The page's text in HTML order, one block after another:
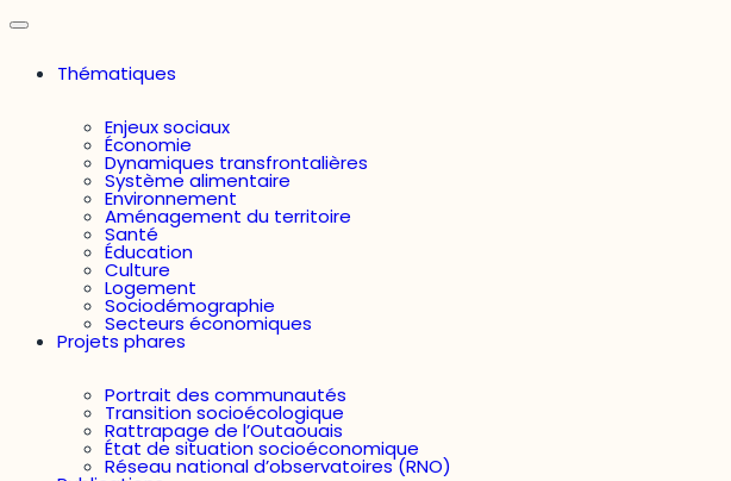
Thématiques
Enjeux sociaux
Économie
Dynamiques transfrontalières
Système alimentaire
Environnement
Aménagement du territoire
Santé
Éducation
Culture
Logement
Sociodémographie
Secteurs économiques
Projets phares
Portrait des communautés
Transition socioécologique
Rattrapage de l’Outaouais
État de situation socioéconomique
Réseau national d’observatoires (RNO)